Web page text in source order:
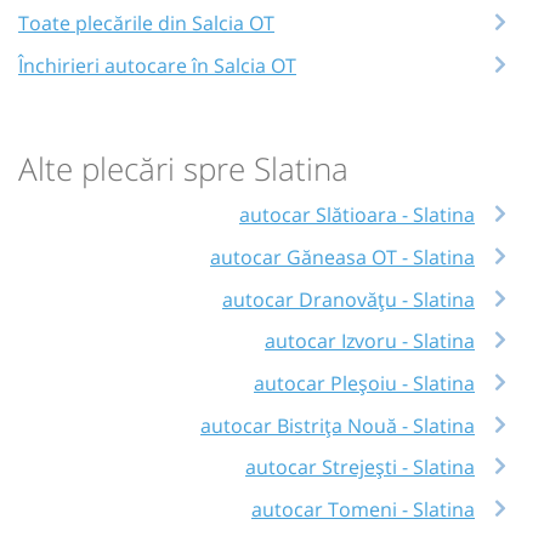
Toate plecările din Salcia OT
Închirieri autocare în Salcia OT
Alte plecări spre Slatina
autocar Slătioara - Slatina
autocar Găneasa OT - Slatina
autocar Dranovățu - Slatina
autocar Izvoru - Slatina
autocar Pleșoiu - Slatina
autocar Bistrița Nouă - Slatina
autocar Strejești - Slatina
autocar Tomeni - Slatina